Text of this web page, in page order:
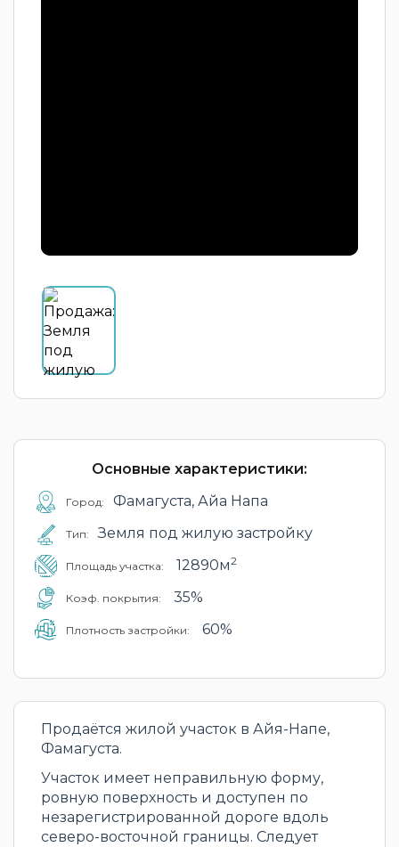
Основные характеристики:
Город: Фамагуста, Айа Напа
Тип: Земля под жилую застройку
Площадь участка: 12890м2
Коэф. покрытия: 35%
Плотность застройки: 60%
Продаётся жилой участок в Айя-Напе,
Фамагуста.
Участок имеет неправильную форму,
ровную поверхность и доступен по
незарегистрированной дороге вдоль
северо-восточной границы. Следует